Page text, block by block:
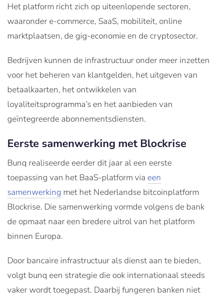
Het platform richt zich op uiteenlopende sectoren,
waaronder e-commerce, SaaS, mobiliteit, online
marktplaatsen, de gig-economie en de cryptosector.
Bedrijven kunnen de infrastructuur onder meer inzetten
voor het beheren van klantgelden, het uitgeven van
betaalkaarten, het ontwikkelen van
loyaliteitsprogramma’s en het aanbieden van
geïntegreerde abonnementsdiensten.
Eerste samenwerking met Blockrise
Bunq realiseerde eerder dit jaar al een eerste
toepassing van het BaaS-platform via een
samenwerking met het Nederlandse bitcoinplatform
Blockrise. Die samenwerking vormde volgens de bank
de opmaat naar een bredere uitrol van het platform
binnen Europa.
Door bancaire infrastructuur als dienst aan te bieden,
volgt bunq een strategie die ook internationaal steeds
vaker wordt toegepast. Daarbij fungeren banken niet